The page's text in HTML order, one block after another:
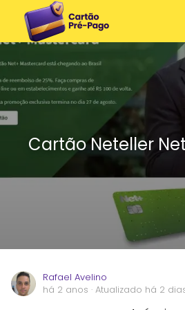
Cartão Neteller
Rafael Avelino
há 2 anos · Atualizado há 2